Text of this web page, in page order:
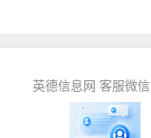
英德信息网 客服微信